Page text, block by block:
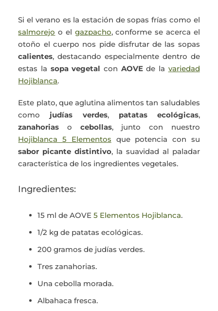
Si el verano es la estación de sopas frías como el
salmorejo o el gazpacho, conforme se acerca el
otoño el cuerpo nos pide disfrutar de las sopas
calientes, destacando especialmente dentro de
estas la sopa vegetal con AOVEde la variedad
Hojiblanca.
Este plato, que aglutina alimentos tan saludables
como judías verdes, patatas ecológicas,
zanahorias o cebollas, junto con nuestro
Hojiblanca 5 Elementos que potencia con su
sabor picante distintivo, la suavidad al paladar
característica de los ingredientes vegetales.
Ingredientes:
15 ml de AOVE5 Elementos Hojiblanca.
1/2 kg de patatas ecológicas.
200 gramos de judías verdes.
Tres zanahorias.
Una cebolla morada.
Albahaca fresca.